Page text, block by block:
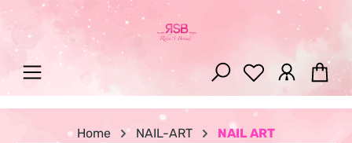
Zum Hauptinhalt springen
Home NAIL-ART NAIL ART